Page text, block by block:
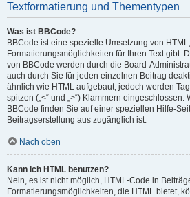
Textformatierung und Thementypen
Was ist BBCode?
BBCode ist eine spezielle Umsetzung von
Formatierungsmöglichkeiten für Ihren Text gibt.
von BBCode werden durch die Board-
auch durch Sie für jeden einzelnen Beitrag
ähnlich wie HTML aufgebaut, jedoch werden
spitzen („<“ und „>“) Klammern eingeschlossen.
BBCode finden Sie auf einer speziellen Hilfe-
Beitragserstellung aus zugänglich ist.
Nach oben
Kann ich HTML benutzen?
Nein, es ist nicht möglich, HTML-Code in
Formatierungsmöglichkeiten, die HTML bietet,